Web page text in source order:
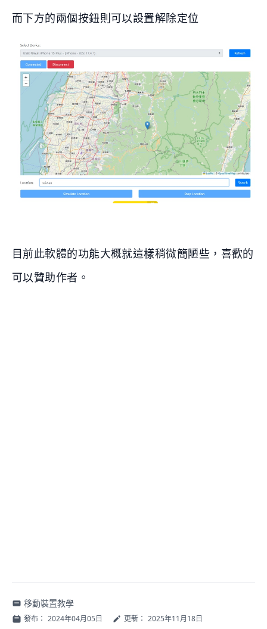
而下方的兩個按鈕則可以設置解除定位
目前此軟體的功能大概就這樣稍微簡陋些，喜歡的
可以贊助作者。
移動裝置教學
發布： 2024年04月05日 更新： 2025年11月18日